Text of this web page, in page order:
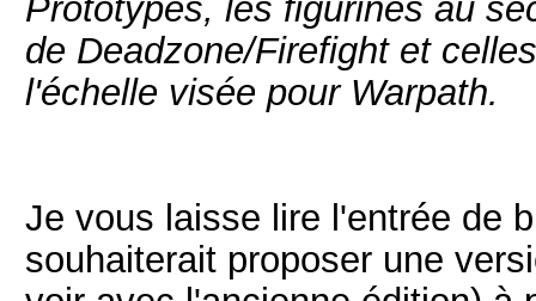
Prototypes, les figurines au
de Deadzone/Firefight et
l'échelle visée pour Warpath.
Je vous laisse lire l'entrée de
souhaiterait proposer une